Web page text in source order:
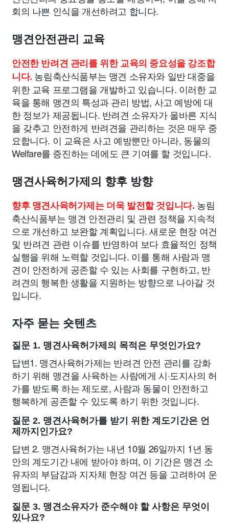
회의 나쁜 인식을 개선하려고 합니다.
맹견안전관리 교육
안전한 반려견 관리를 위한 교육의 중요성을 강조합
니다. 농림축산식품부는 맹견 소유자와 일반 대중을
위한 교육 프로그램을 개발하고 있습니다. 이러한 교
육을 통해 맹견의 특성과 관리 방법, 사고 예방에 대
한 정보가 제공됩니다. 반려견 소유자가 올바른 지식
을 갖추고 안전하게 반려견을 관리하는 것은 매우 중
요합니다. 이 교육은 사고 예방뿐만 아니라, 동물의
Welfare를 증진하는 데에도 큰 기여를 할 것입니다.
맹견사육허가제의 향후 방향
향후 맹견사육허가제는 더욱 발전할 것입니다. 농림
축산식품부는 맹견 안전관리 및 관련 정책을 지속적
으로 개선하고 보완할 계획입니다. 새로운 현장 여건
및 반려견 관련 이슈를 반영하여 보다 효율적인 정책
실행을 위해 노력할 것입니다. 이를 통해 사람과 맹
견이 안전하게 공존할 수 있는 사회를 구현하고, 반
려견의 행복한 생활을 지원하는 방향으로 나아갈 것
입니다.
자주 묻는 숏텐츠
질문 1. 맹견사육허가제의 목적은 무엇인가요?
답변1. 맹견사육허가제는 반려견 안전 관리를 강화
하기 위해 맹견을 사육하는 사람에게 시·도지사의 허
가를 받도록 하는 제도로, 사람과 동물이 안전하고
행복하게 공존할 수 있도록 하기 위한 것입니다.
질문 2. 맹견사육허가를 받기 위한 계도기간은 언
제까지인가요?
답변 2. 맹견사육허가는 내년 10월 26일까지 1년 동
안의 계도기간 내에 받아야 하며, 이 기간은 맹견 소
유자의 부담감과 지자체 현장 여건 등을 고려하여 운
영됩니다.
질문 3. 맹견소유자가 준수해야 할 사항은 무엇이
있나요?